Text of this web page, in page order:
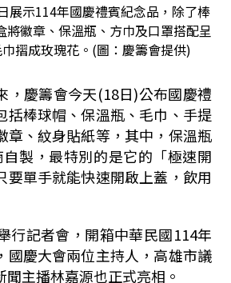
展示114年國慶禮賓紀念品，除了棒
將徽章、保溫瓶、方巾及口罩搭配呈
摺成玫瑰花。(圖：慶籌會提供)
，慶籌會今天(18日)公布國慶禮
括棒球帽、保溫瓶、毛巾、手提
章、紋身貼紙等，其中，保溫瓶
製，最特別的是它的「極速開
要單手就能快速開啟上蓋，飲用
行記者會，開箱中華民國114年
國慶大會兩位主持人，高雄市議
聞主播林嘉源也正式亮相。